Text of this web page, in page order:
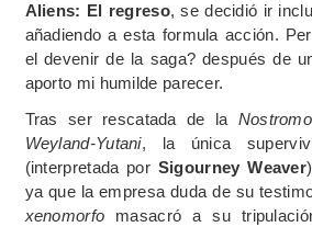
Aliens: El regreso, se decidió ir
añadiendo a esta formula acción.
el devenir de la saga? después de
aporto mi humilde parecer.
Tras ser rescatada de la Nostromo
Weyland-Yutani, la única
(interpretada por Sigourney Weaver
ya que la empresa duda de su
xenomorfo masacró a su